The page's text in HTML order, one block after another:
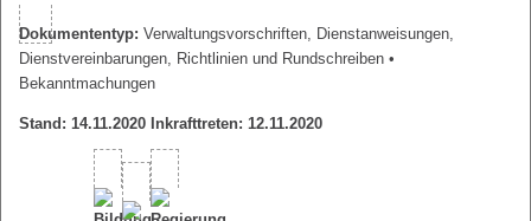
Dokumententyp: Verwaltungsvorschriften, Dienstanweisungen,
Dienstvereinbarungen, Richtlinien und Rundschreiben •
Bekanntmachungen
Stand: 14.11.2020 Inkrafttreten: 12.11.2020